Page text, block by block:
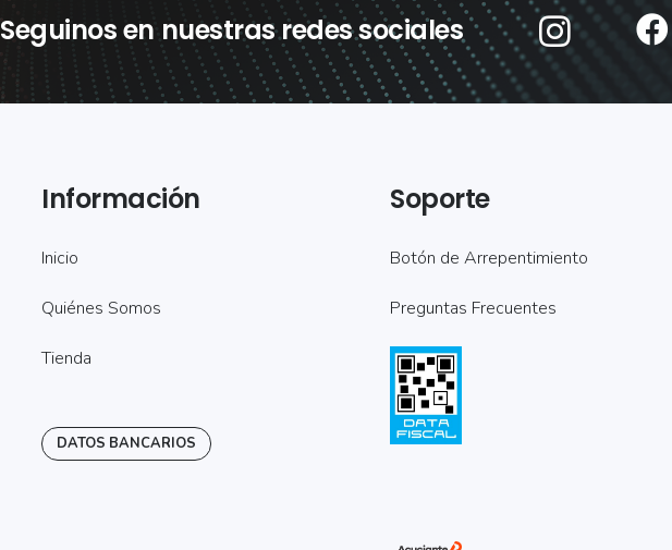
Seguinos en nuestras redes sociales
Información
Inicio
Quiénes Somos
Tienda
DATOS BANCARIOS
Soporte
Botón de Arrepentimiento
Preguntas Frecuentes